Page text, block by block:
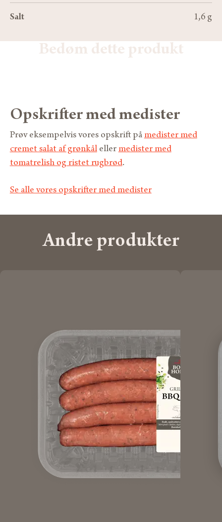
Salt 1,6 g
Bedøm dette produkt
Opskrifter med medister
Prøv eksempelvis vores opskrift påmedister med
cremet salat af grønkålellermedister med
tomatrelish og ristet rugbrød.
Se alle vores opskrifter med medister
Andre produkter